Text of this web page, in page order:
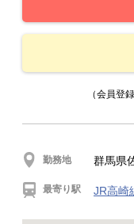
（会員登
勤務地 群馬県
最寄り駅 JR高崎